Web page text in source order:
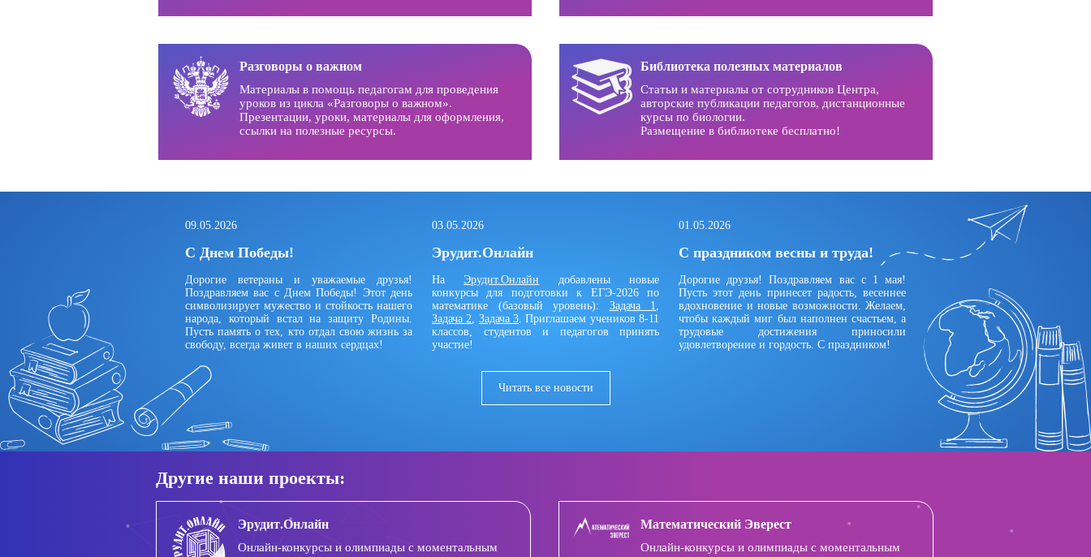
Разговоры о важном
Материалы в помощь педагогам для проведения
уроков из цикла «Разговоры о важном».
Презентации, уроки, материалы для оформления,
ссылки на полезные ресурсы.
Библиотека полезных материалов
Статьи и материалы от сотрудников Центра,
авторские публикации педагогов, дистанционные
курсы по биологии.
Размещение в библиотеке бесплатно!
09.05.2026
С Днем Победы!
Дорогие ветераны и уважаемые друзья!
Поздравляем вас с Днем Победы! Этот день
символизирует мужество и стойкость нашего
народа, который встал на защиту Родины.
Пусть память о тех, кто отдал свою жизнь за
свободу, всегда живет в наших сердцах!
03.05.2026
Эрудит.Онлайн
НаЭрудит.Онлайн добавлены новые
конкурсы для подготовки к ЕГЭ-2026 по
математике (базовый уровень): Задача 1
Задача 2
Задача 3 . Приглашаем учеников 8-11
классов, студентов и педагогов принять
участие!
01.05.2026
С праздником весны и труда!
Дорогие друзья! Поздравляем вас с 1 мая!
Пусть этот день принесет радость, весеннее
вдохновение и новые возможности. Желаем,
чтобы каждый миг был наполнен счастьем, а
трудовые достижения приносили
удовлетворение и гордость. С праздником!
Читать все новости
Другие наши проекты:
Эрудит.Онлайн
Онлайн-конкурсы и олимпиады с моментальным
Математический Эверест
Онлайн-конкурсы и олимпиады с моментальным